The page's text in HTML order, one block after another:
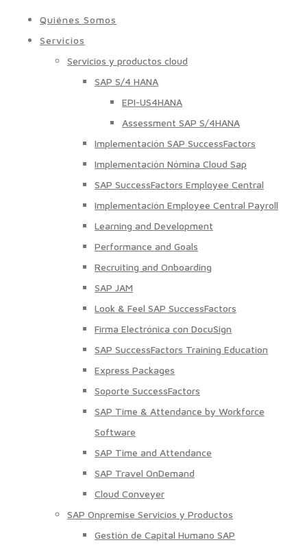
Quiénes Somos
Servicios
Servicios y productos cloud
SAP S/4 HANA
EPI-US4HANA
Assessment SAP S/4HANA
Implementación SAP SuccessFactors
Implementación Nómina Cloud Sap
SAP SuccessFactors Employee Central
Implementación Employee Central Payroll
Learning and Development
Performance and Goals
Recruiting and Onboarding
SAP JAM
Look & Feel SAP SuccessFactors
Firma Electrónica con DocuSign
SAP SuccessFactors Training Education
Express Packages
Soporte SuccessFactors
SAP Time & Attendance by Workforce
Software
SAP Time and Attendance
SAP Travel OnDemand
Cloud Conveyer
SAP Onpremise Servicios y Productos
Gestión de Capital Humano SAP